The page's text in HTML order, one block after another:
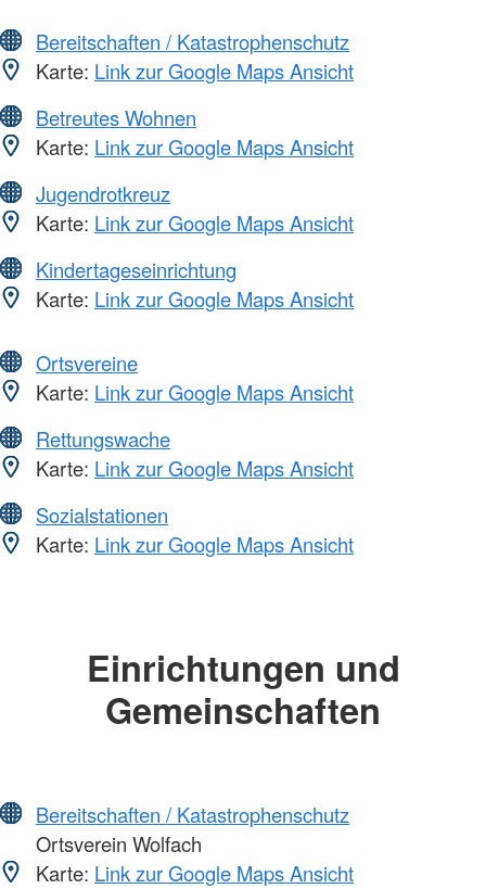
Bereitschaften / Katastrophenschutz
Karte: Link zur Google Maps Ansicht
Betreutes Wohnen
Karte: Link zur Google Maps Ansicht
Jugendrotkreuz
Karte: Link zur Google Maps Ansicht
Kindertageseinrichtung
Karte: Link zur Google Maps Ansicht
Ortsvereine
Karte: Link zur Google Maps Ansicht
Rettungswache
Karte: Link zur Google Maps Ansicht
Sozialstationen
Karte: Link zur Google Maps Ansicht
Einrichtungen und
Gemeinschaften
Bereitschaften / Katastrophenschutz
Ortsverein Wolfach
Karte: Link zur Google Maps Ansicht